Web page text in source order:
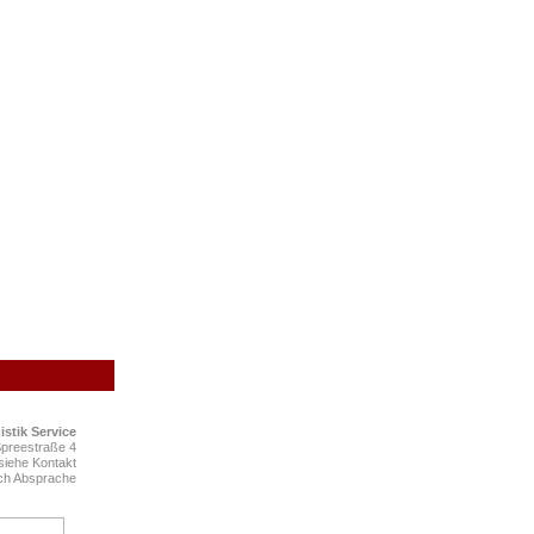
Service
4
Kontakt
Absprache